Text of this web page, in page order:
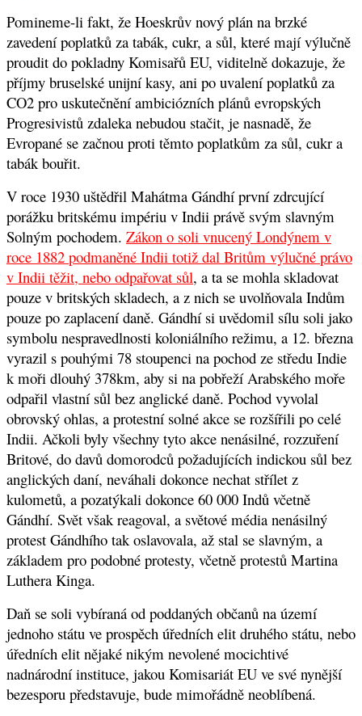
Pomineme-li fakt, že Hoeskrův nový plán na brzké
zavedení poplatků za tabák, cukr, a sůl, které mají výlučně
proudit do pokladny Komisařů EU, viditelně dokazuje, že
příjmy bruselské unijní kasy, ani po uvalení poplatků za
CO2 pro uskutečnění ambiciózních plánů evropských
Progresivistů zdaleka nebudou stačit, je nasnadě, že
Evropané se začnou proti těmto poplatkům za sůl, cukr a
tabák bouřit.
V roce 1930 uštědřil Mahátma Gándhí první zdrcující
porážku britskému impériu v Indii právě svým slavným
Solným pochodem. Zákon o soli vnucený Londýnem v
roce 1882 podmaněné Indii totiž dal Britům výlučné právo
v Indii těžit, nebo odpařovat sůl, a ta se mohla skladovat
pouze v britských skladech, a z nich se uvolňovala Indům
pouze po zaplacení daně. Gándhí si uvědomil sílu soli jako
symbolu nespravedlnosti koloniálního režimu, a 12. března
vyrazil s pouhými 78 stoupenci na pochod ze středu Indie
k moři dlouhý 378km, aby si na pobřeží Arabského moře
odpařil vlastní sůl bez anglické daně. Pochod vyvolal
obrovský ohlas, a protestní solné akce se rozšířili po celé
Indii. Ačkoli byly všechny tyto akce nenásilné, rozzuření
Britové, do davů domorodců požadujících indickou sůl bez
anglických daní, neváhali dokonce nechat střílet z
kulometů, a pozatýkali dokonce 60 000 Indů včetně
Gándhí. Svět však reagoval, a světové média nenásilný
protest Gándhího tak oslavovala, až stal se slavným, a
základem pro podobné protesty, včetně protestů Martina
Luthera Kinga.
Daň se soli vybíraná od poddaných občanů na území
jednoho státu ve prospěch úředních elit druhého státu, nebo
úředních elit nějaké nikým nevolené mocichtivé
nadnárodní instituce, jakou Komisariát EU ve své nynější
bezesporu představuje, bude mimořádně neoblíbená.